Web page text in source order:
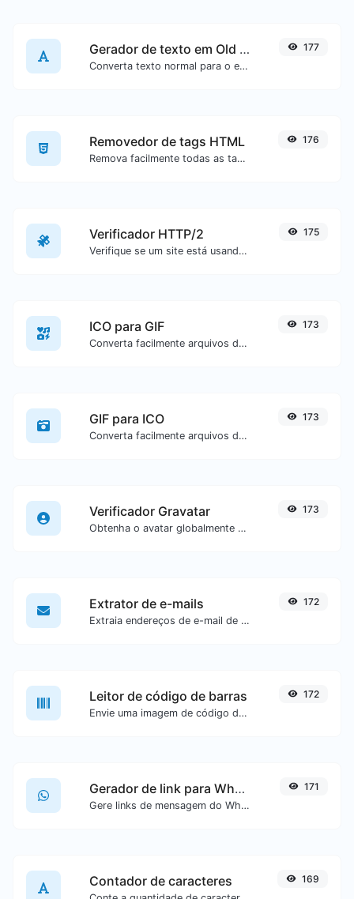
Gerador de texto em Old English
Converta texto normal para o estilo de fonte Old English.
177
Removedor de tags HTML
Remova facilmente todas as tags HTML de um bloco de texto.
176
Verificador HTTP/2
Verifique se um site está usando o novo protocolo HTTP/2 ou não.
175
ICO para GIF
Converta facilmente arquivos de imagem ICO para GIF.
173
GIF para ICO
Converta facilmente arquivos de imagem GIF para ICO.
173
Verificador Gravatar
Obtenha o avatar globalmente reconhecido do gravatar.com para qualquer e-mail.
173
Extrator de e-mails
Extraia endereços de e-mail de qualquer tipo de conteúdo textual.
172
Leitor de código de barras
Envie uma imagem de código de barras e extraia os dados contidos nela.
172
Gerador de link para WhatsApp
Gere links de mensagem do WhatsApp com facilidade.
171
Contador de caracteres 169